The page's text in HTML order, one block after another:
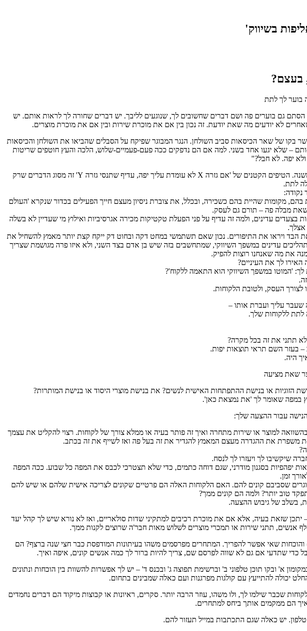
בשיווק'
בעצם?
בוער לך לתת
גם בוערים פה ושם דברים שחשובים לך, שנוגעים לליבך. יש דברים שחורה לך לראות אותם. יש
לא יודעים מה שאת יודעת. זה נכון בין אם את מוכרת שירות ובין אם את מוכרת מוצרים.
בקו של שאר הכיסאות סביב השולחן. הנגר המבוגר שפיקח על הסבלים שהביאו את השולחן והכיסאות
– שלא יגעו אחד בשני. למה אם הם נדפקים ככה פעם-פעמיים-שלוש, הלכה והעץ חוטפים שריטות
ולא יפה. לא חבל?"
זאת אומרת, שגם אם לכאורה את מוכרת מוצר פשוט, וכאילו הניסיון שלך לא משנה – הוא משנה. הוא תמיד משנה. הטיפים הקטנים של 'אם גזרה X לא עומדת עליך יפה, עדיף שתנסי גזרה Y' זה מסוג הדברים שרק
לתת.
נקודה:
מקומות שהיית בהם כשכירה, ובכלל, את צוברת ניסיון מעצם חייך הפעילים בכדור שנקרא 'העולם
שאת מבלה פה – תורם גם לעסק.
בצעדים עדינים, ולמה זה עדיף על פני הפעלת טקטיקות מכירה אגרסיביות ואילוץ מי שעדיין לא בשלה
אצלך.
ויראו את התיפורים. נכון שאם תשתמשי במחט דקה ובחוט דק ייקח קצת יותר מאמץ להשחיל את
עדינים במשפך השיווקי, שמתחשבים בזה שיש בן אדם בצד השני, ולא איזו פרה מגושמת שצריך
את מה שאנחנו רוצות להפיק.
לך את העיניים?
'המוטו במשפך השיווקי הוא התאמה ללקוח'?
לצורך העסק, ולטובת הלקוחות.
עליך ועברת אותו –
ללקוחות שלך.
תתני את זה בכל מקרה?
בעזר השם תראי תוצאות יפות.
היה.
שאת מציעה
הזוגיות או בנישת ההתפתחות האישית לנשים? את בנישת מוצרי היסוד או בנישת המותרות?
במפה שאומר לך 'את נמצאת כאן'.
עבור ההצעה שלך:
למוצר או שירות מתחרה ואיך זה פותר בעיה או ממלא צורך של לקוחות. רצוי להקליט את עצמך
משפרת את ההגדרה מעצם המאמץ להגדיר את זה בעל פה ואז לשייף את זה בכתב.
שיקשיבו לך ויעזרו לך לנסח.
יפהפיות בסגנון מודרני, שגם דוחה כתמים, כדי שלא תצטרכי לכבס את המפה כל שבוע. ככה המפה
זמן.
שסביבם קונים להם. האם הלקוחות האלה הם פרטיים שקונים לצריכה אישית שלהם או שיש להם
טוב יותר? ולמה הם קונים ממך?
בשלב של גיבוש ההצעה.
שזאת בעיה, אלא אם את מוכרת רכיבים למתקיני שדות סולאריים, ואז לא נורא שיש לך קהל יעד
תתני שירות או תמכרי מוצרים לשלוש מאות חבר'ה שרוצים לקנות ממך.
שאי אפשר להפריך. המתחרים מפרסמים משהו בעיתונות המודפסת כבר חצי שנה ברצף? הם
כדי שתדעי אם גם לא שווה לפרסם שם, צריך להיות ברור לך כמה אנשים קונים, איפה ואיך.
א' ובקו תוכן טלפוני ב' וברשימת תפוצה ג' ובכנס ד' – יש לך אפשרות להשוות בין הוכחות ונתונים
יכולה להתייעץ עם קולגות מפרגנות ועם כאלה שמבינים בתחום.
שכבר שילמו לך, ולו משהו, עוזר הרבה יותר. סקרים, ראיונות או קבוצות מיקוד הם דברים נחמדים
הם ממקמים אותך ביחס למתחרים.
יש כאלה שגם התכתבות במייל תעזור להם.